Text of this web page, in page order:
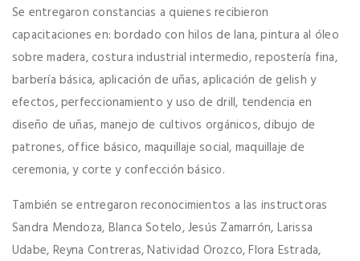
Se entregaron constancias a quienes recibieron
capacitaciones en: bordado con hilos de lana, pintura al óleo
sobre madera, costura industrial intermedio, repostería fina,
barbería básica, aplicación de uñas, aplicación de gelish y
efectos, perfeccionamiento y uso de drill, tendencia en
diseño de uñas, manejo de cultivos orgánicos, dibujo de
patrones, office básico, maquillaje social, maquillaje de
ceremonia, y corte y confección básico.
También se entregaron reconocimientos a las instructoras
Sandra Mendoza, Blanca Sotelo, Jesús Zamarrón, Larissa
Udabe, Reyna Contreras, Natividad Orozco, Flora Estrada,